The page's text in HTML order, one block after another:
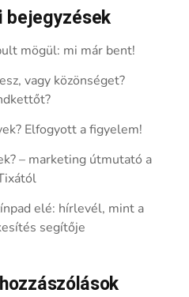
bejegyzések
mögül: mi már bent!
vagy közönséget?
Elfogyott a figyelem!
– marketing útmutató a
elé: hírlevél, mint a
segítője